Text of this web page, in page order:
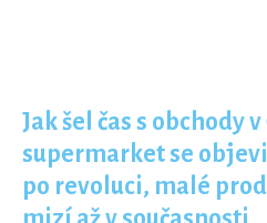
Jak šel čas s obchody
supermarket se
po revoluci, malé